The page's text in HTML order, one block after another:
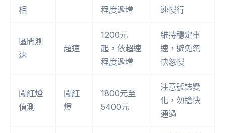
相
程度遞增
速慢行
區間測
速
超速
1200元
起，依超速
程度遞增
維持穩定車
速，避免忽
快忽慢
闖紅燈
偵測
闖紅
燈
1800元至
5400元
注意號誌變
化，勿搶快
通過